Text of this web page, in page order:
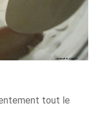
tout le